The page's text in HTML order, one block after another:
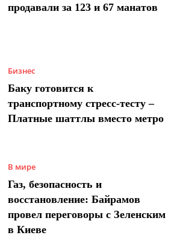
продавали за 123 и 67 манатов
Бизнес
Баку готовится к
транспортному стресс-тесту –
Платные шаттлы вместо метро
В мире
Газ, безопасность и
восстановление: Байрамов
провел переговоры с Зеленским
в Киеве